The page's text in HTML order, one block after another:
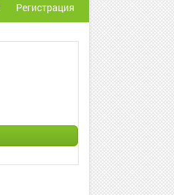
Регистрация